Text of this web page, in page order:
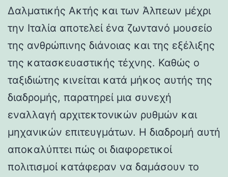
Δαλματικής Ακτής και των Άλπεων μέχρι
την Ιταλία αποτελεί ένα ζωντανό μουσείο
της ανθρώπινης διάνοιας και της εξέλιξης
της κατασκευαστικής τέχνης. Καθώς ο
ταξιδιώτης κινείται κατά μήκος αυτής της
διαδρομής, παρατηρεί μια συνεχή
εναλλαγή αρχιτεκτονικών ρυθμών και
μηχανικών επιτευγμάτων. Η διαδρομή αυτή
αποκαλύπτει πώς οι διαφορετικοί
πολιτισμοί κατάφεραν να δαμάσουν το